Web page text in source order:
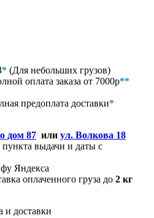
* (Для небольших грузов)
оплата заказа от 7000р**
предоплата доставки*
дом 87 или ул. Волкова 18
пункта выдачи и даты с
Яндекса
оплаченного груза до 2 кг
и доставки